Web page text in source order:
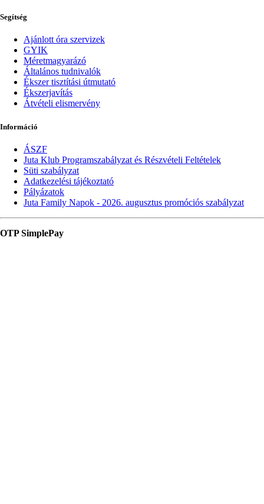
Segítség
Ajánlott óra szervizek
GYIK
Méretmagyarázó
Általános tudnivalók
Ékszer tisztítási útmutató
Ékszerjavítás
Átvételi elismervény
Információ
ÁSZF
Juta Klub Programszabályzat és Részvételi Feltételek
Süti szabályzat
Adatkezelési tájékoztató
Pályázatok
Juta Family Napok - 2026. augusztus promóciós szabályzat
OTP SimplePay